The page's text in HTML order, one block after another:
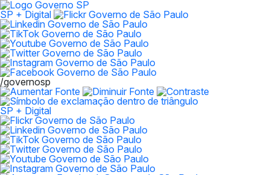
SP + Digital
/governosp
SP + Digital